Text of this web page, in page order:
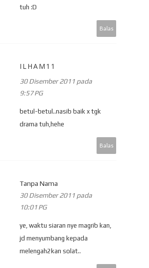
tuh :D
Balas
ILHAM11
30 Disember 2011 pada
9:57 PG
betul-betul..nasib baik x tgk
drama tuh,hehe
Balas
Tanpa Nama
30 Disember 2011 pada
10:01 PG
ye, waktu siaran nye magrib kan,
jd menyumbang kepada
melengah2kan solat..